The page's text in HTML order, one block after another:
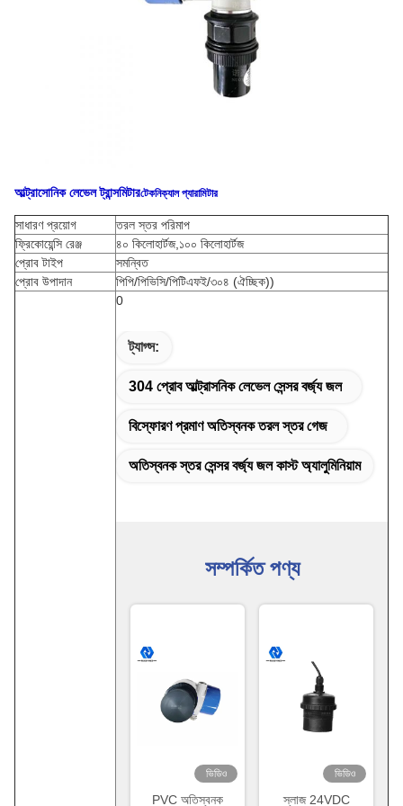
আল্ট্রাসোনিক লেভেল ট্রান্সমিটারটেকনিক্যাল প্যারামিটার
সাধারণ প্রয়োগ
তরল স্তর পরিমাপ
ফ্রিকোয়েন্সি রেঞ্জ
৪০ কিলোহার্টজ, ১০০ কিলোহার্টজ
প্রোব টাইপ
সমন্বিত
প্রোব উপাদান
পিপি/পিভিসি/পিটিএফই/৩০৪ (ঐচ্ছিক))
0
ট্যাগ্স:
304 প্রোব আল্ট্রাসনিক লেভেল সেন্সর বর্জ্য জল
বিস্ফোরণ প্রমাণ অতিস্বনক তরল স্তর গেজ
অতিস্বনক স্তর সেন্সর বর্জ্য জল কাস্ট অ্যালুমিনিয়াম
সম্পর্কিত পণ্য
ভিডিও
PVC অতিস্বনক
ভিডিও
স্লাজ 24VDC